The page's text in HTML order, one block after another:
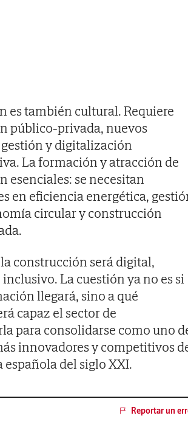
es también cultural. Requiere
público-privada, nuevos
y digitalización
La formación y atracción de
esenciales: se necesitan
en eficiencia energética,
circular y construcción
construcción será digital,
La cuestión ya no es si
llegará, sino a qué
capaz el sector de
para consolidarse como uno
innovadores y competitivos
del siglo XXI.
Reportar un